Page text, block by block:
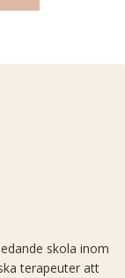
skola inom
terapeuter att